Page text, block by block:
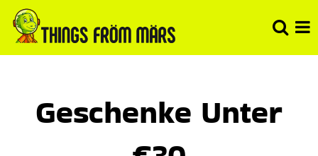
Geschenke Unter